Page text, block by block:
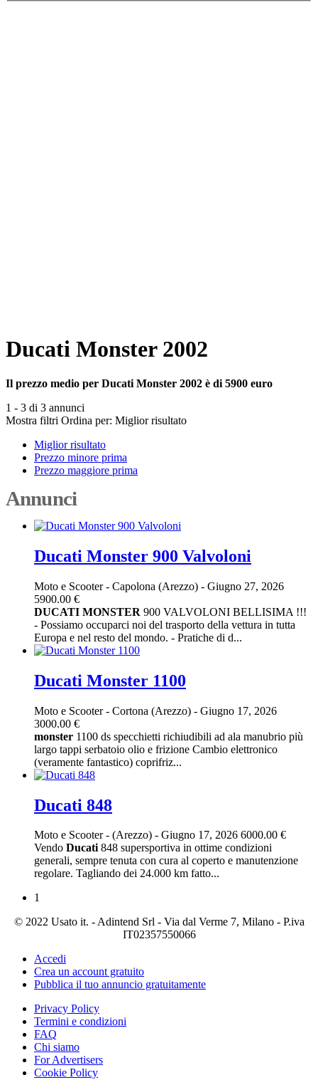
Ducati Monster 2002
Il prezzo medio per Ducati Monster 2002 è di 5900 euro
1 - 3 di 3 annunci
Mostra filtri Ordina per: Miglior risultato
Miglior risultato
Prezzo minore prima
Prezzo maggiore prima
Annunci
Ducati Monster 900 Valvoloni
Moto e Scooter- Capolona (Arezzo) - Giugno 27, 2026
5900.00 €
DUCATI MONSTER 900 VALVOLONI BELLISIMA !!!
- Possiamo occuparci noi del trasporto della vettura in tutta
Europa e nel resto del mondo. - Pratiche di d...
Ducati Monster 1100
Moto e Scooter- Cortona (Arezzo) - Giugno 17, 2026
3000.00 €
monster 1100 ds specchietti richiudibili ad ala manubrio più
largo tappi serbatoio olio e frizione Cambio elettronico
(veramente fantastico) coprifriz...
Ducati 848
Moto e Scooter- (Arezzo) - Giugno 17, 2026 6000.00 €
Vendo Ducati848 supersportiva in ottime condizioni
generali, sempre tenuta con cura al coperto e manutenzione
regolare. Tagliando dei 24.000 km fatto...
1
© 2022 Usato it. - Adintend Srl - Via dal Verme 7, Milano - P.iva
IT02357550066
Accedi
Crea un account gratuito
Pubblica il tuo annuncio gratuitamente
Privacy Policy
Termini e condizioni
FAQ
Chi siamo
For Advertisers
Cookie Policy